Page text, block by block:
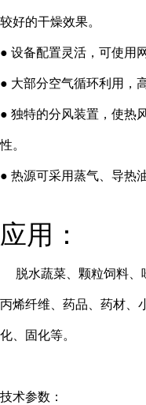
较好的干燥效果。
● 设备配置灵活，可使用
● 大部分空气循环利用，
● 独特的分风装置，使热
性。
● 热源可采用蒸气、导热
应用：
脱水蔬菜、颗粒饲料、
丙烯纤维、药品、药材、
化、固化等。
技术参数：